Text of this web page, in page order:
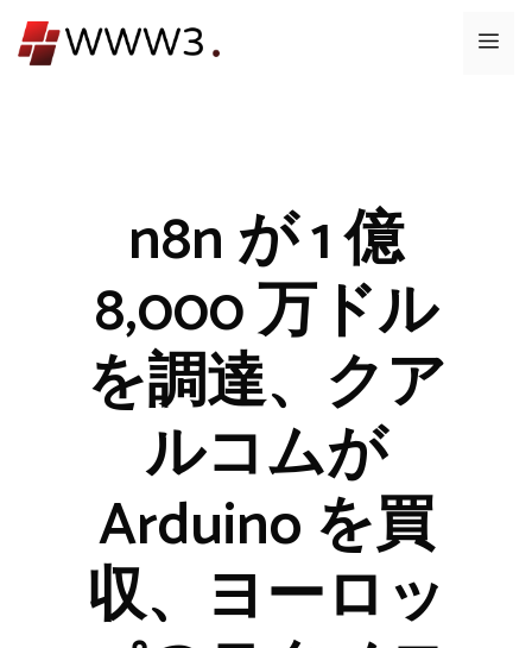
ン
メ
n8n が 1 億
8,000 万ドル
を調達、クア
ルコムが
Arduino を買
収、ヨーロッ